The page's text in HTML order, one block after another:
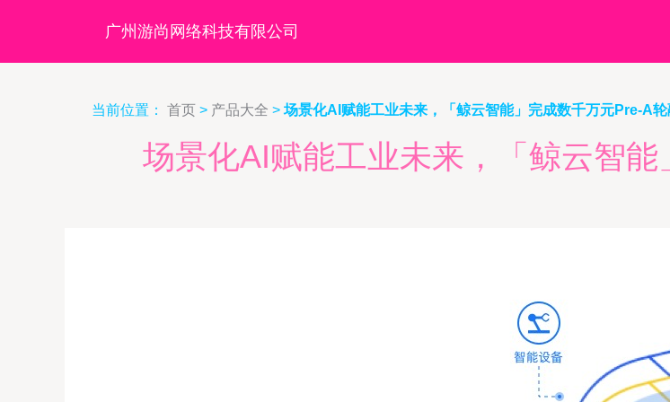
广州游尚网络科技有限公司
当前位置： 首页 > 产品大全 > 场景化AI赋能工业未来，「鲸云智能」完成数千万元Pre-A轮
场景化AI赋能工业未来，「鲸云智